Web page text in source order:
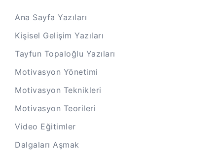
Ana Sayfa Yazıları
Kişisel Gelişim Yazıları
Tayfun Topaloğlu Yazıları
Motivasyon Yönetimi
Motivasyon Teknikleri
Motivasyon Teorileri
Video Eğitimler
Dalgaları Aşmak